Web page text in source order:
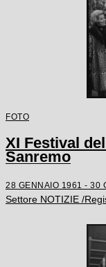
FOTO
XI Festival
Sanremo
28 GENNAIO 1961 - 30
Settore NOTIZIE /